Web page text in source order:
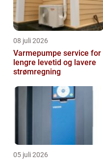
08 juli 2026
Varmepumpe service for
lengre levetid og lavere
strømregning
05 juli 2026